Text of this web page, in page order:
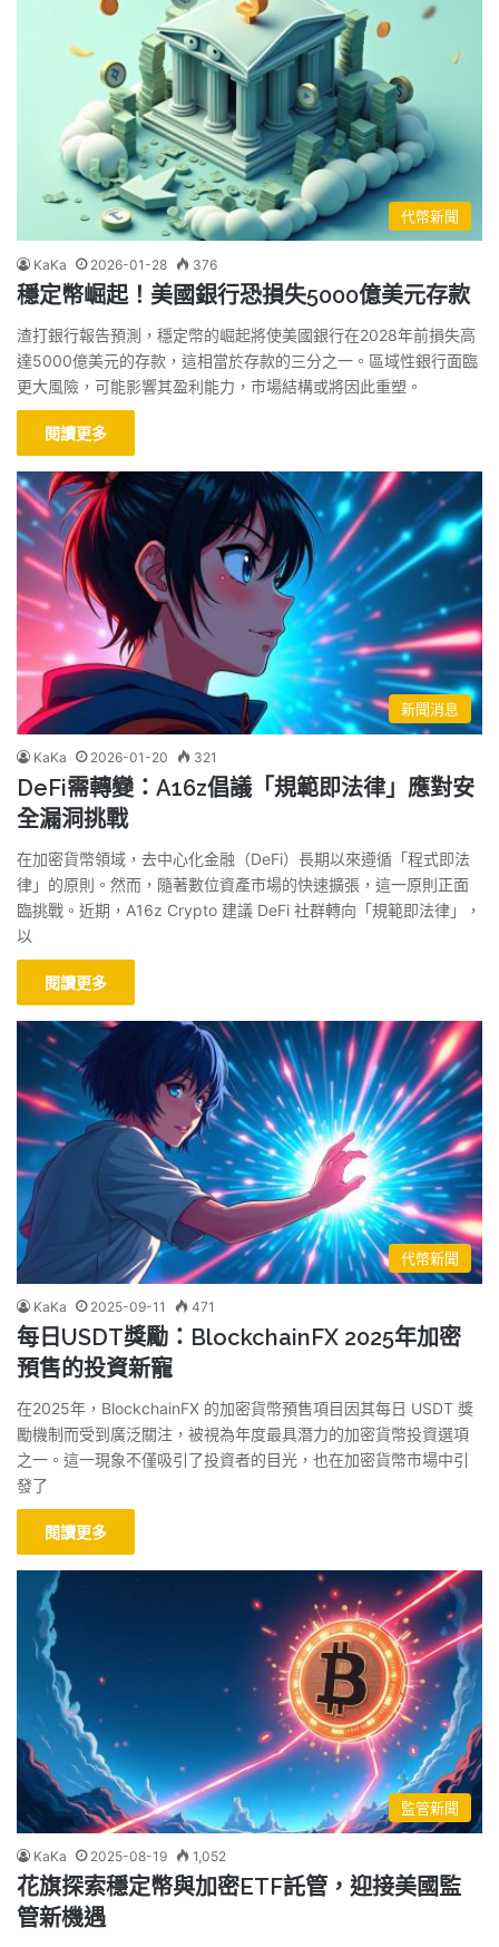
代幣新聞
KaKa 2026-01-28 376
穩定幣崛起！美國銀行恐損失5000億美元存款
渣打銀行報告預測，穩定幣的崛起將使美國銀行在2028年前損失高
達5000億美元的存款，這相當於存款的三分之一。區域性銀行面臨
更大風險，可能影響其盈利能力，市場結構或將因此重塑。
閱讀更多
新聞消息
KaKa 2026-01-20 321
DeFi需轉變：A16z倡議「規範即法律」應對安
全漏洞挑戰
在加密貨幣領域，去中心化金融（DeFi）長期以來遵循「程式即法
律」的原則。然而，隨著數位資產市場的快速擴張，這一原則正面
臨挑戰。近期，A16z Crypto 建議 DeFi 社群轉向「規範即法律」，
以
閱讀更多
代幣新聞
KaKa 2025-09-11 471
每日USDT獎勵：BlockchainFX 2025年加密
預售的投資新寵
在2025年，BlockchainFX 的加密貨幣預售項目因其每日 USDT 獎
勵機制而受到廣泛關注，被視為年度最具潛力的加密貨幣投資選項
之一。這一現象不僅吸引了投資者的目光，也在加密貨幣市場中引
發了
閱讀更多
監管新聞
KaKa 2025-08-19 1,052
花旗探索穩定幣與加密ETF託管，迎接美國監
管新機遇